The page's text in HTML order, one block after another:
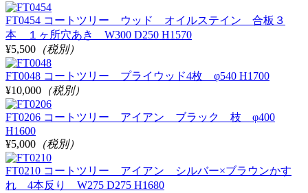
FT0454 コートツリー ウッド オイルステイン 合板３
本 １ヶ所穴あき W300 D250 H1570
¥5,500 （税別）
FT0048 コートツリー プライウッド4枚 φ540 H1700
¥10,000 （税別）
FT0206 コートツリー アイアン ブラック 枝 φ400
H1600
¥5,000 （税別）
FT0210 コートツリー アイアン シルバー×ブラウンかす
れ 4本反り W275 D275 H1680